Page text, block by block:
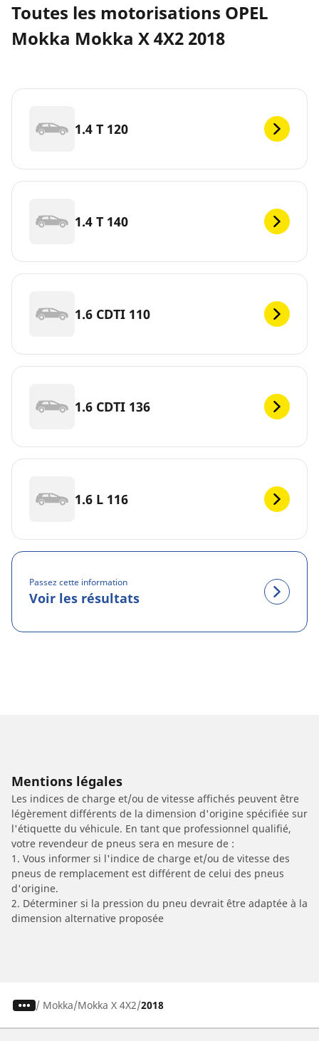
Toutes les motorisations OPEL
Mokka Mokka X 4X2 2018
1.4 T 120
1.4 T 140
1.6 CDTI 110
1.6 CDTI 136
1.6 L 116
Passez cette information
Voir les résultats
Mentions légales
Les indices de charge et/ou de vitesse affichés peuvent être
légèrement différents de la dimension d'origine spécifiée sur
l'étiquette du véhicule. En tant que professionnel qualifié,
votre revendeur de pneus sera en mesure de :
1. Vous informer si l'indice de charge et/ou de vitesse des
pneus de remplacement est différent de celui des pneus
d'origine.
2. Déterminer si la pression du pneu devrait être adaptée à la
dimension alternative proposée
/ Mokka Mokka X 4X2 2018